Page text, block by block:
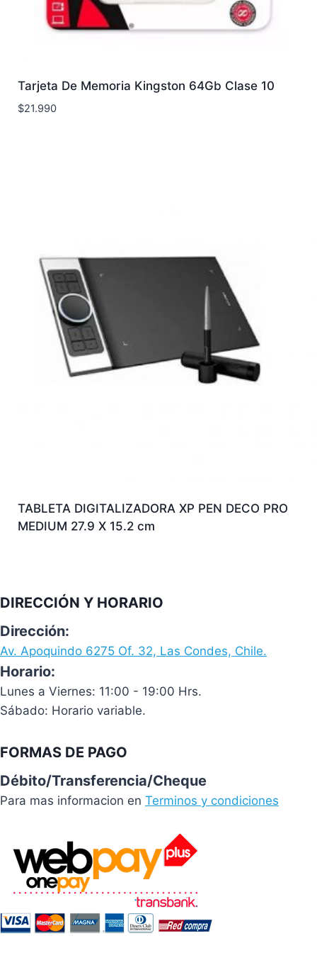
Tarjeta De Memoria Kingston 64Gb Clase 10
$21.990
TABLETA DIGITALIZADORA XP PEN DECO PRO
MEDIUM 27.9 X 15.2 cm
DIRECCIÓN Y HORARIO
Dirección:
Av. Apoquindo 6275 Of. 32, Las Condes, Chile.
Horario:
Lunes a Viernes: 11:00 - 19:00 Hrs.
Sábado: Horario variable.
FORMAS DE PAGO
Débito/Transferencia/Cheque
Para mas informacion en Terminos y condiciones